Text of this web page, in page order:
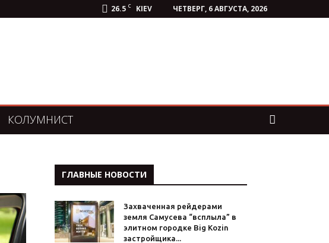
26.5 C KIEV ЧЕТВЕРГ, 6 АВГУСТА, 2026
КОЛУМНИСТ
ГЛАВНЫЕ НОВОСТИ
Захваченная рейдерами
земля Самусева “всплыла” в
элитном городке Big Kozin
застройщика...